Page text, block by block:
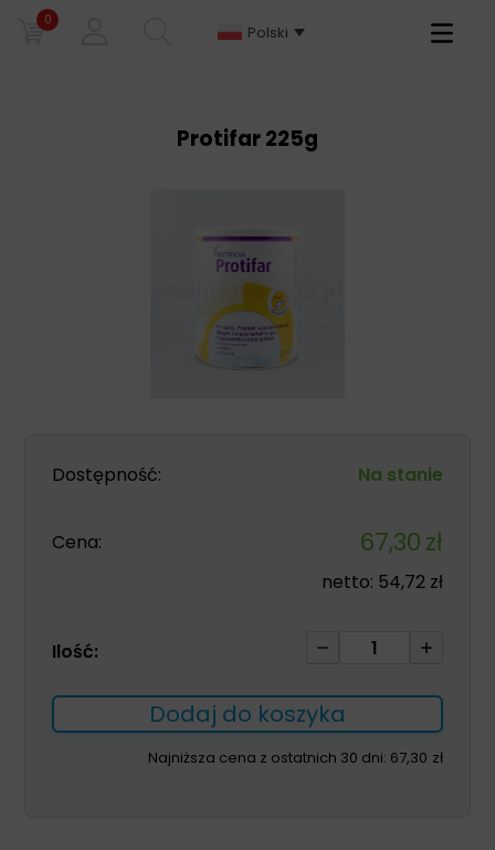
0
Polski
Primary
Protifar 225g
Dostępność: Na stanie
Cena: 67,30zł
netto: 54,72 zł
Ilość:
ilość
225g
Dodaj do koszyka
Najniższa cena z ostatnich 30 dni: 67,30 zł